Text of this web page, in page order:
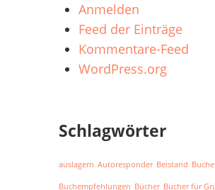
Anmelden
Feed der Einträge
Kommentare-Feed
WordPress.org
Schlagwörter
auslagern Autoresponder Beistand
Buchempfehlungen Bücher Bücher für